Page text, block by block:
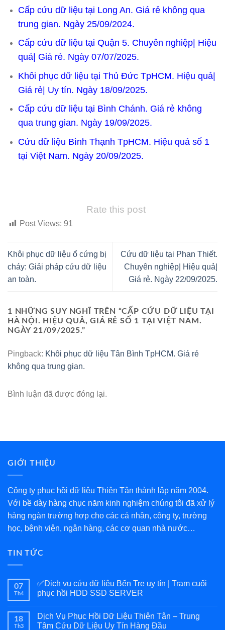
Cấp cứu dữ liệu tại Long An. Giá rẻ không qua
trung gian. Ngày 25/09/2024.
Cấp cứu dữ liệu tại Quận 5. Chuyên nghiệp| Hiệu
quả| Giá rẻ. Ngày 07/07/2025.
Khôi phục dữ liệu tại Thủ Đức TpHCM. Hiệu quả|
Giá rẻ| Uy tín. Ngày 18/09/2025.
Cấp cứu dữ liệu tại Bình Chánh. Giá rẻ không
qua trung gian. Ngày 19/09/2025.
Cứu dữ liệu Bình Thạnh TpHCM. Hiệu quả số 1
tại Việt Nam. Ngày 20/09/2025.
Rate this post
Post Views: 91
Khôi phục dữ liệu ổ cứng bị
cháy: Giải pháp cứu dữ liệu
an toàn.
Cứu dữ liệu tại Phan Thiết.
Chuyên nghiệp| Hiệu quả|
Giá rẻ. Ngày 22/09/2025.
1 NHỮNG SUY NGHĨ TRÊN “CẤP CỨU DỮ LIỆU TẠI
HÀ NỘI. HIỆU QUẢ, GIÁ RẺ SỐ 1 TẠI VIỆT NAM.
NGÀY 21/09/2025.”
Pingback: Khôi phục dữ liệu Tân Bình TpHCM. Giá rẻ
không qua trung gian.
Bình luận đã được đóng lại.
GIỚI THIỆU
Công ty phục hồi dữ liệu Thiên Tân thành lập năm 2004.
Với bề dày hàng chục năm kinh nghiệm chúng tôi đã xử lý
hàng ngàn trường hợp cho các cá nhân, công ty, trường
học, bệnh viện, ngân hàng, các cơ quan nhà nước…
TIN TỨC
07
Th4
✅Dịch vụ cứu dữ liệu Bến Tre uy tín | Trạm cuối
phục hồi HDD SSD SERVER
18
Th3
Dịch Vụ Phục Hồi Dữ Liệu Thiên Tân – Trung
Tâm Cứu Dữ Liệu Uy Tín Hàng Đầu